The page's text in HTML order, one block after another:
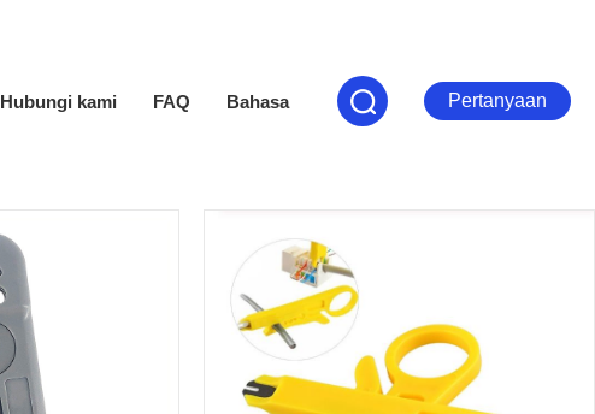
Pertanyaan
Hubungi kami FAQ Bahasa